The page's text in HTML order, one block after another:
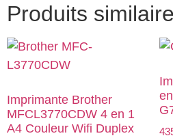
Produits
Imprimante Brother
MFCL3770CDW 4 en 1
A4 Couleur Wifi Duplex